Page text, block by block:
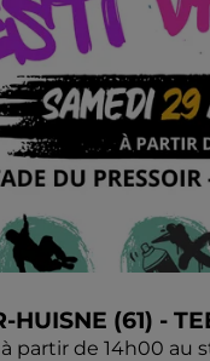
HUISNE (61) -
partir de 14h00 au